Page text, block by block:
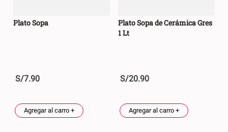
Plato Sopa
S/7.90
Agregar al carro +
Plato Sopa de Cerámica Gres
1 Lt
S/20.90
Agregar al carro +